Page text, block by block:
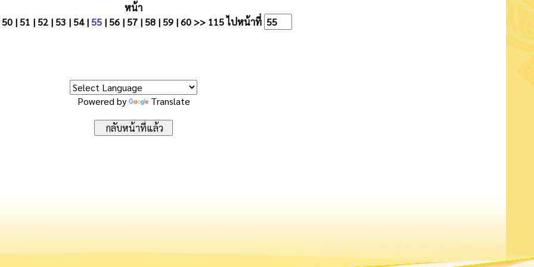
หน้า
50 | 51 | 52 | 53 | 54| 55 | 56 | 57 | 58 | 59 |60 >> 115ไปหน้าที่
Powered by Translate